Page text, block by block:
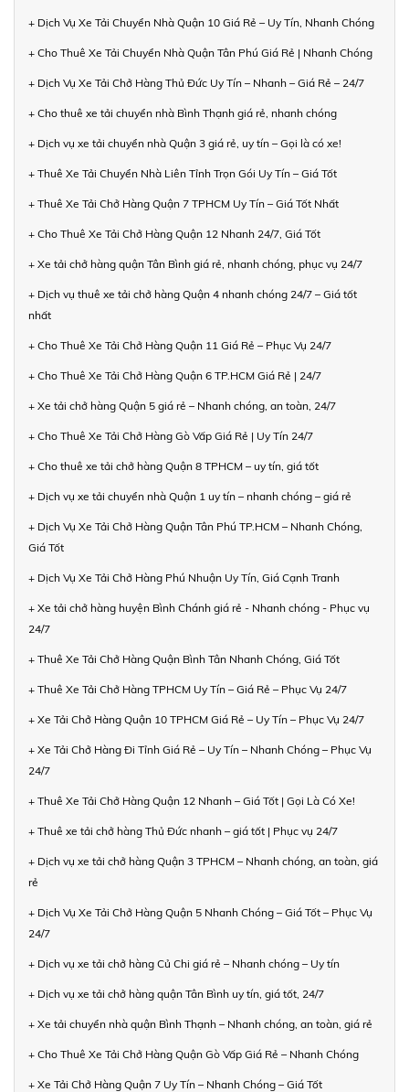
+ Dịch Vụ Xe Tải Chuyển Nhà Quận 10 Giá Rẻ – Uy Tín, Nhanh Chóng
+ Cho Thuê Xe Tải Chuyển Nhà Quận Tân Phú Giá Rẻ | Nhanh Chóng
+ Dịch Vụ Xe Tải Chở Hàng Thủ Đức Uy Tín – Nhanh – Giá Rẻ – 24/7
+ Cho thuê xe tải chuyển nhà Bình Thạnh giá rẻ, nhanh chóng
+ Dịch vụ xe tải chuyển nhà Quận 3 giá rẻ, uy tín – Gọi là có xe!
+ Thuê Xe Tải Chuyển Nhà Liên Tỉnh Trọn Gói Uy Tín – Giá Tốt
+ Thuê Xe Tải Chở Hàng Quận 7 TPHCM Uy Tín – Giá Tốt Nhất
+ Cho Thuê Xe Tải Chở Hàng Quận 12 Nhanh 24/7, Giá Tốt
+ Xe tải chở hàng quận Tân Bình giá rẻ, nhanh chóng, phục vụ 24/7
+ Dịch vụ thuê xe tải chở hàng Quận 4 nhanh chóng 24/7 – Giá tốt
nhất
+ Cho Thuê Xe Tải Chở Hàng Quận 11 Giá Rẻ – Phục Vụ 24/7
+ Cho Thuê Xe Tải Chở Hàng Quận 6 TP.HCM Giá Rẻ | 24/7
+ Xe tải chở hàng Quận 5 giá rẻ – Nhanh chóng, an toàn, 24/7
+ Cho Thuê Xe Tải Chở Hàng Gò Vấp Giá Rẻ | Uy Tín 24/7
+ Cho thuê xe tải chở hàng Quận 8 TPHCM – uy tín, giá tốt
+ Dịch vụ xe tải chuyển nhà Quận 1 uy tín – nhanh chóng – giá rẻ
+ Dịch Vụ Xe Tải Chở Hàng Quận Tân Phú TP.HCM – Nhanh Chóng,
Giá Tốt
+ Dịch Vụ Xe Tải Chở Hàng Phú Nhuận Uy Tín, Giá Cạnh Tranh
+ Xe tải chở hàng huyện Bình Chánh giá rẻ - Nhanh chóng - Phục vụ
24/7
+ Thuê Xe Tải Chở Hàng Quận Bình Tân Nhanh Chóng, Giá Tốt
+ Thuê Xe Tải Chở Hàng TPHCM Uy Tín – Giá Rẻ – Phục Vụ 24/7
+ Xe Tải Chở Hàng Quận 10 TPHCM Giá Rẻ – Uy Tín – Phục Vụ 24/7
+ Xe Tải Chở Hàng Đi Tỉnh Giá Rẻ – Uy Tín – Nhanh Chóng – Phục Vụ
24/7
+ Thuê Xe Tải Chở Hàng Quận 12 Nhanh – Giá Tốt | Gọi Là Có Xe!
+ Thuê xe tải chở hàng Thủ Đức nhanh – giá tốt | Phục vụ 24/7
+ Dịch vụ xe tải chở hàng Quận 3 TPHCM – Nhanh chóng, an toàn, giá
rẻ
+ Dịch Vụ Xe Tải Chở Hàng Quận 5 Nhanh Chóng – Giá Tốt – Phục Vụ
24/7
+ Dịch vụ xe tải chở hàng Củ Chi giá rẻ – Nhanh chóng – Uy tín
+ Dịch vụ xe tải chở hàng quận Tân Bình uy tín, giá tốt, 24/7
+ Xe tải chuyển nhà quận Bình Thạnh – Nhanh chóng, an toàn, giá rẻ
+ Cho Thuê Xe Tải Chở Hàng Quận Gò Vấp Giá Rẻ – Nhanh Chóng
+ Xe Tải Chở Hàng Quận 7 Uy Tín – Nhanh Chóng – Giá Tốt